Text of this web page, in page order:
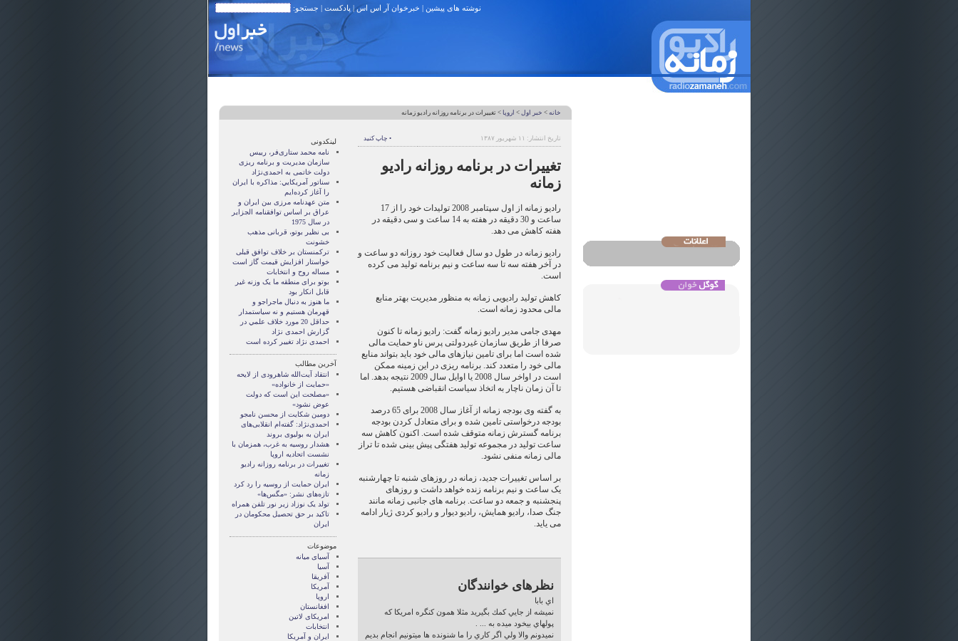
نوشته های پیشین | خبرخوان آر اس اس| پادکست | جستجو:
خانه > خبر اول > اروپا > تغییرات در برنامه روزانه رادیو زمانه
تاریخ انتشار: ۱۱ شهریور ۱۳۸۷ • چاپ کنید
تغییرات در برنامه روزانه رادیو
زمانه
رادیو زمانه از اول سپتامبر 2008 تولیدات خود را از 17
ساعت و 30 دقیقه در هفته به 14 ساعت و سی دقیقه در
هفته کاهش می دهد.
رادیو زمانه در طول دو سال فعالیت خود روزانه دو ساعت و
در آخر هفته سه تا سه ساعت و نیم برنامه تولید می کرده
است.
کاهش تولید رادیویی زمانه به منظور مدیریت بهتر منابع
مالی محدود زمانه است.
مهدی جامی مدیر رادیو زمانه گفت: رادیو زمانه تا کنون
صرفا از طریق سازمان غیردولتی پرس ناو حمایت مالی
شده است اما برای تامین نیازهای مالی خود باید بتواند منابع
مالی خود را متعدد کند. برنامه ریزی در این زمینه ممکن
است در اواخر سال 2008 یا اوایل سال 2009 نتیجه بدهد. اما
تا آن زمان ناچار به اتخاذ سیاست انقباضی هستیم.
به گفته وی بودجه زمانه از آغاز سال 2008 برای 65 درصد
بودجه درخواستی تامین شده و برای متعادل کردن بودجه
برنامه گسترش زمانه متوقف شده است. اکنون کاهش سه
ساعت تولید در مجموعه تولید هفتگی پیش بینی شده تا تراز
مالی زمانه منفی نشود.
بر اساس تغییرات جدید، زمانه در روزهای شنبه تا چهارشنبه
یک ساعت و نیم برنامه زنده خواهد داشت و روزهای
پنجشنبه و جمعه دو ساعت. برنامه های جانبی زمانه مانند
جنگ صدا، رادیو همایش، رادیو دیوار و رادیو کردی ژیار ادامه
می یاید.
نظرهای خوانندگان
اي بابا
نميشه از جايي كمك بگيريد مثلا همون كنگره امريكا كه
پولهاي بيخود ميده به ... .
نميدونم والا ولي اگر كاري را ما شنونده ها ميتونيم انجام بديم
لینکدونی
نامه محمد ستاری‌فر، رییس
سازمان مدیریت و برنامه ریزی
دولت خاتمی به احمدی‌نژاد
سناتور آمريکايي: مذاکره با ايران
را آغاز کرده‌ايم
متن عهدنامه مرزى بين ايران و
عراق بر اساس توافقنامه الجزاير
در سال 1975
بی نظیر بوتو، قربانی مذهب
خشونت
ترکمنستان بر خلاف توافق قبلی
خواستار افزایش قیمت گاز است
مساله روح و انتخابات
بوتو برای منطقه ما یک وزنه غیر
قابل انکار بود
ما هنوز به دنبال ماجراجو و
قهرمان هستيم و نه سياستمدار
حداقل 20 مورد خلاف علمي در
گزارش احمدی نژاد
احمدی نژاد تغییر کرده است
آخرین مطالب
انتقاد آیت‌الله شاهرودی از لایحه
«حمایت از خانواده»
«مصلحت این است که دولت
عوض نشود»
دومین شکایت از محسن نامجو
احمدی‌نژاد: گفته‌ام انقلابی‌های
ایران به بولیوی بروند
هشدار روسیه به غرب، همزمان با
نشست اتحادیه اروپا
تغییرات در برنامه روزانه رادیو
زمانه
ایران حمایت از روسیه را رد کرد
تازه‌های نشر: «مگس‌ها»
تولد یک نوزاد زیر نور تلفن همراه
تاکید بر حق تحصیل محکومان در
ایران
موضوعات
آسيای ميانه
آسیا
آفریقا
آمریکا
اروپا
افغانستان
امریکای لاتین
انتخابات
ايران و آمريکا